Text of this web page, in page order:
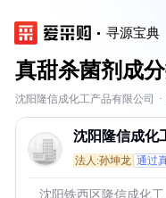
寻源宝典
真甜杀菌剂成
沈阳隆信成化工产品有限公司 ·
沈阳隆信成化
法人:孙坤龙 通过
沈阳铁西区隆信成化